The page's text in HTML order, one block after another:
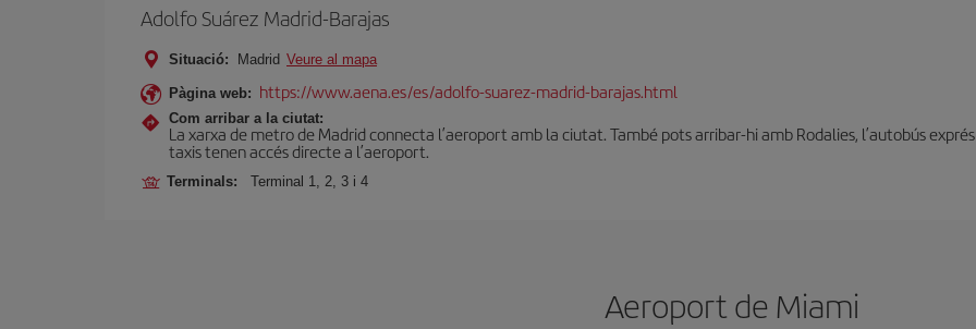
Adolfo Suárez Madrid-Barajas
Situació: Madrid Veure al mapa
Pàgina web: https://www.aena.es/es/adolfo-suarez-madrid-barajas.html
Com arribar a la ciutat:
La xarxa de metro de Madrid connecta l’aeroport amb la ciutat. També pots arribar-hi amb Rodalies, l’autobús
taxis tenen accés directe a l’aeroport.
Terminals: Terminal 1, 2, 3 i 4
Aeroport de Miami